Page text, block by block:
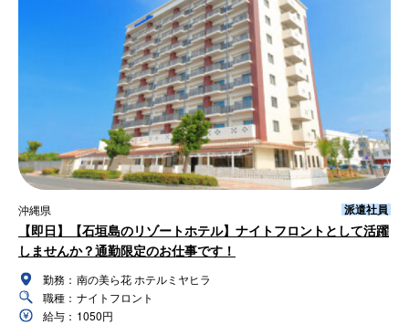
沖縄県 派遣社員
【即日】【石垣島のリゾートホテル】ナイトフロントとして活躍
しませんか？通勤限定のお仕事です！
勤務： 南の美ら花 ホテルミヤヒラ
職種： ナイトフロント
給与： 1050円